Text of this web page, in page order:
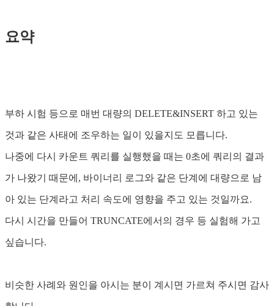
요약
부하 시험 등으로 매번 대량의 DELETE&INSERT 하고 있는
것과 같은 사태에 조우하는 일이 있을지도 모릅니다.
나중에 다시 카운트 쿼리를 실행했을 때는 0초에 쿼리의 결과
가 나왔기 때문에, 바이너리 로그와 같은 단계에 대량으로 남
아 있는 단계라고 처리 속도에 영향을 주고 있는 것일까요.
다시 시간을 만들어 TRUNCATE에서의 경우 등 실험해 가고
싶습니다.
비슷한 사례와 원인을 아시는 분이 계시면 가르쳐 주시면 감사